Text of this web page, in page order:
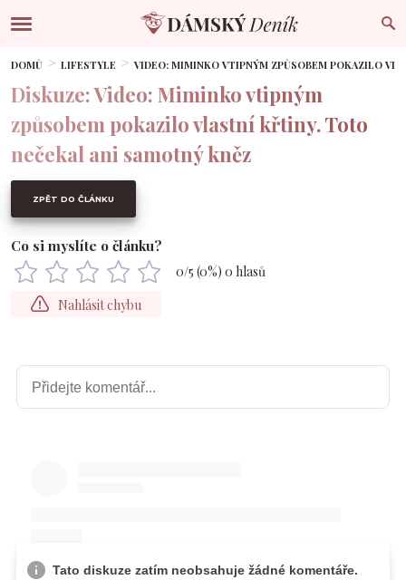
DOMŮ LIFESTYLE VIDEO: MIMINKO VTIPNÝM ZPŮSOBEM POKAZILO
Diskuze: Video: Miminko vtipným
způsobem pokazilo vlastní křtiny. Toto
nečekal ani samotný kněz
ZPĚT DO ČLÁNKU
Co si myslíte o článku?
0/5 (0%) 0 hlasů
Nahlásit chybu